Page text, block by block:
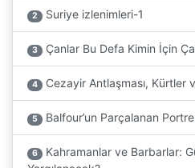
2 Suriye izlenimleri-1
3 Çanlar Bu Defa Kimin İçin
4 Cezayir Antlaşması, Kürtler
5 Balfour’un Parçalanan
6
Kahramanlar ve Barbarlar: